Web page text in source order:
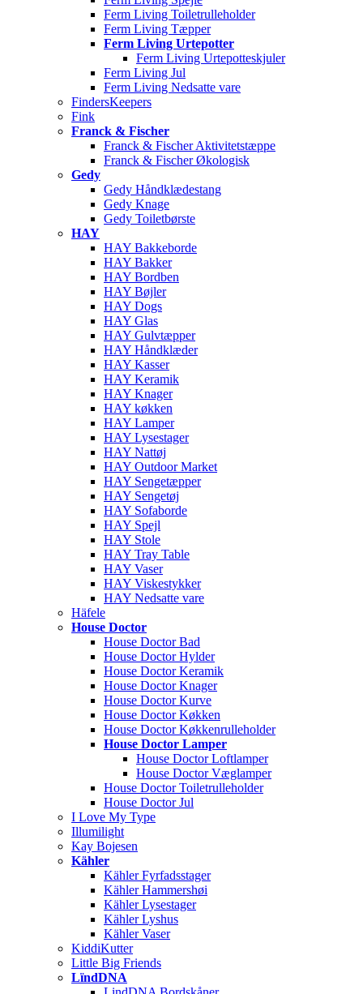
Ferm Living Toiletrulleholder
Ferm Living Tæpper
Ferm Living Urtepotter
Ferm Living Urtepotteskjuler
Ferm Living Jul
Ferm Living Nedsatte vare
FindersKeepers
Fink
Franck & Fischer
Franck & Fischer Aktivitetstæppe
Franck & Fischer Økologisk
Gedy
Gedy Håndklædestang
Gedy Knage
Gedy Toiletbørste
HAY
HAY Bakkeborde
HAY Bakker
HAY Bordben
HAY Bøjler
HAY Dogs
HAY Glas
HAY Gulvtæpper
HAY Håndklæder
HAY Kasser
HAY Keramik
HAY Knager
HAY køkken
HAY Lamper
HAY Lysestager
HAY Nattøj
HAY Outdoor Market
HAY Sengetæpper
HAY Sengetøj
HAY Sofaborde
HAY Spejl
HAY Stole
HAY Tray Table
HAY Vaser
HAY Viskestykker
HAY Nedsatte vare
Häfele
House Doctor
House Doctor Bad
House Doctor Hylder
House Doctor Keramik
House Doctor Knager
House Doctor Kurve
House Doctor Køkken
House Doctor Køkkenrulleholder
House Doctor Lamper
House Doctor Loftlamper
House Doctor Væglamper
House Doctor Toiletrulleholder
House Doctor Jul
I Love My Type
Illumilight
Kay Bojesen
Kähler
Kähler Fyrfadsstager
Kähler Hammershøi
Kähler Lysestager
Kähler Lyshus
Kähler Vaser
KiddiKutter
Little Big Friends
LïndDNA